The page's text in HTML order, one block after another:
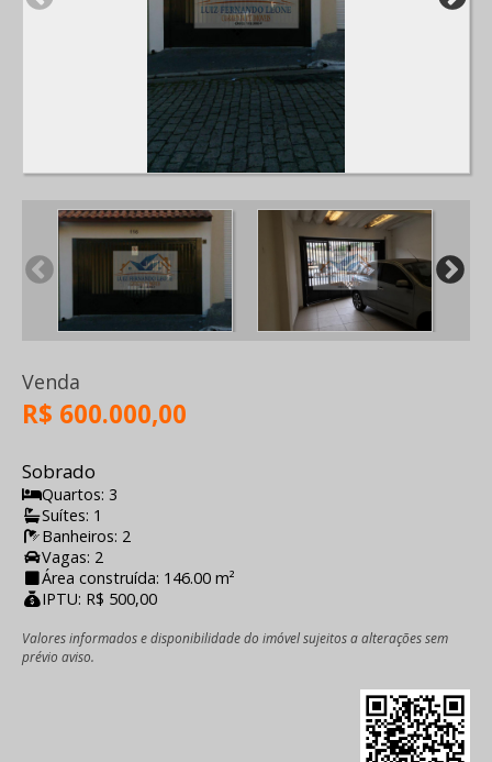
Venda
R$ 600.000,00
Sobrado
Quartos: 3
Suítes: 1
Banheiros: 2
Vagas: 2
Área construída: 146.00 m²
IPTU: R$ 500,00
Valores informados e disponibilidade do imóvel sujeitos a alterações sem
prévio aviso.